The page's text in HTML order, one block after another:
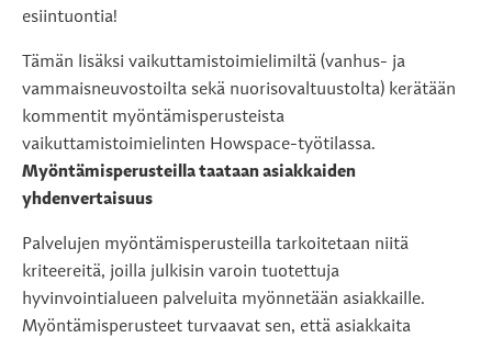
esiintuontia!
Tämän lisäksi vaikuttamistoimielimiltä (vanhus- ja
vammaisneuvostoilta sekä nuorisovaltuustolta) kerätään
kommentit myöntämisperusteista
vaikuttamistoimielinten Howspace-työtilassa.
Myöntämisperusteilla taataan asiakkaiden
yhdenvertaisuus
Palvelujen myöntämisperusteilla tarkoitetaan niitä
kriteereitä, joilla julkisin varoin tuotettuja
hyvinvointialueen palveluita myönnetään asiakkaille.
Myöntämisperusteet turvaavat sen, että asiakkaita